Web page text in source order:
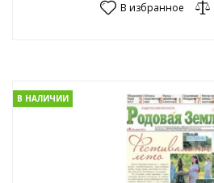
В избранное
В НАЛИЧИИ